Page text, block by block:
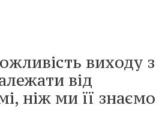
виходу з
від
ніж ми її знаємо